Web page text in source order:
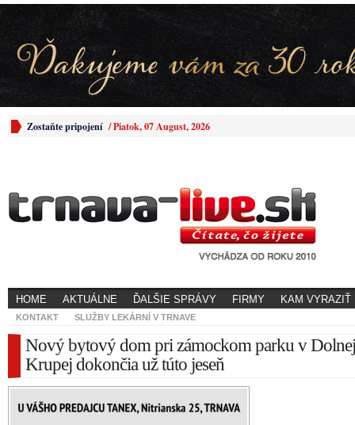
Zostaňte pripojení /Piatok, 07 August, 2026
HOME AKTUÁLNE ĎALŠIE SPRÁVY FIRMY KAM VYRAZIŤ
KONTAKT SLUŽBY LEKÁRNÍ V TRNAVE
Nový bytový dom pri zámockom parku v Dolnej
Krupej dokončia už túto jeseň